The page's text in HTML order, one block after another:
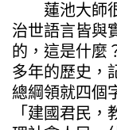
蓮池大師很
治世語言皆與
的，這是什麼
多年的歷史，
總綱領就四個
「建國君民